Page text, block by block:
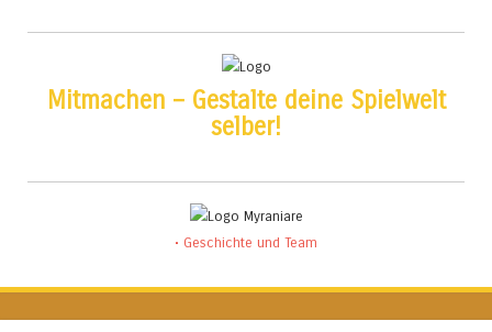
Mitmachen – Gestalte deine Spielwelt
selber!
• Geschichte und Team